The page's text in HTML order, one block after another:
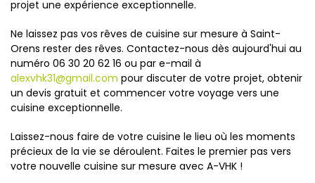
projet une expérience exceptionnelle.
Ne laissez pas vos rêves de cuisine sur mesure à Saint-
Orens rester des rêves. Contactez-nous dès aujourd'hui au
numéro 06 30 20 62 16 ou par e-mail à
alexvhk31@gmail.com pour discuter de votre projet, obtenir
un devis gratuit et commencer votre voyage vers une
cuisine exceptionnelle.
Laissez-nous faire de votre cuisine le lieu où les moments
précieux de la vie se déroulent. Faites le premier pas vers
votre nouvelle cuisine sur mesure avec A-VHK !